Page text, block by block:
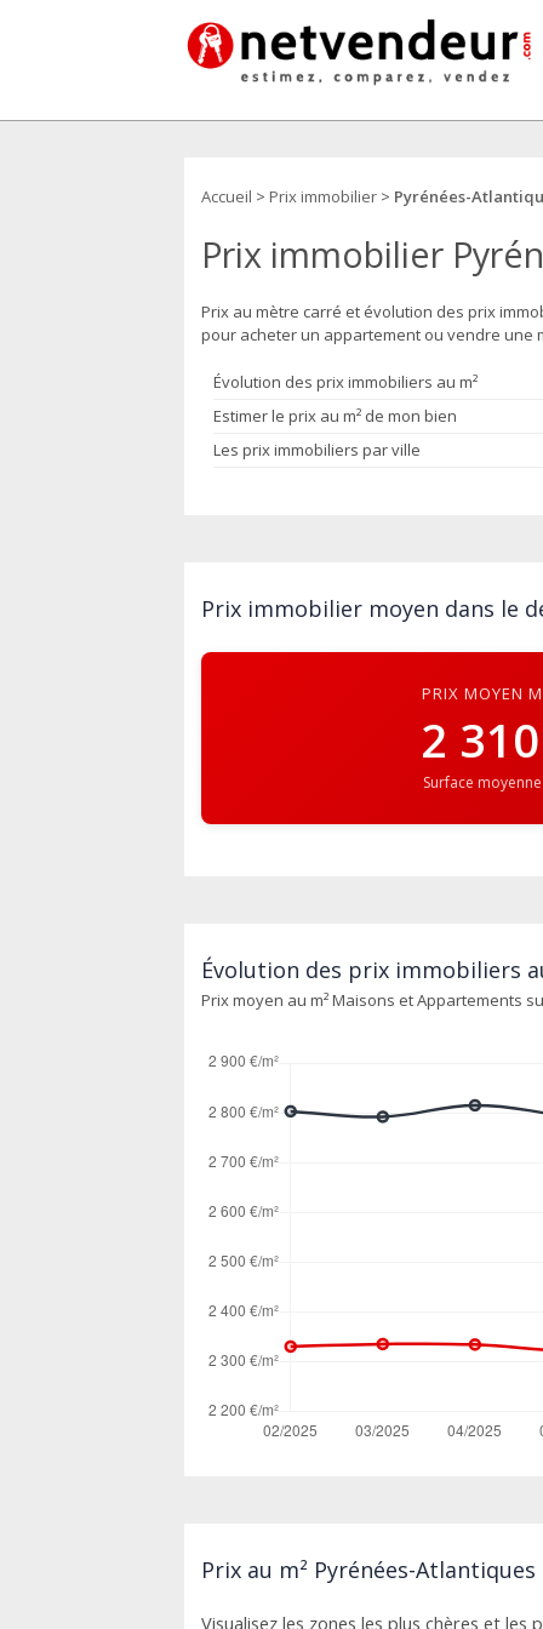
Accueil > Prix immobilier > Pyrénées-
Prix immobilier
Prix au mètre carré et évolution des prix
pour acheter un appartement ou vendre une
Évolution des prix immobiliers au m²
Estimer le prix au m² de mon bien
Les prix immobiliers par ville
Prix immobilier moyen dans le
PRIX MOYEN
2 310
Surface
Évolution des prix immobiliers
Prix moyen au m² Maisons et Appartements
Prix au m² Pyrénées-
Visualisez les zones les plus chères et les